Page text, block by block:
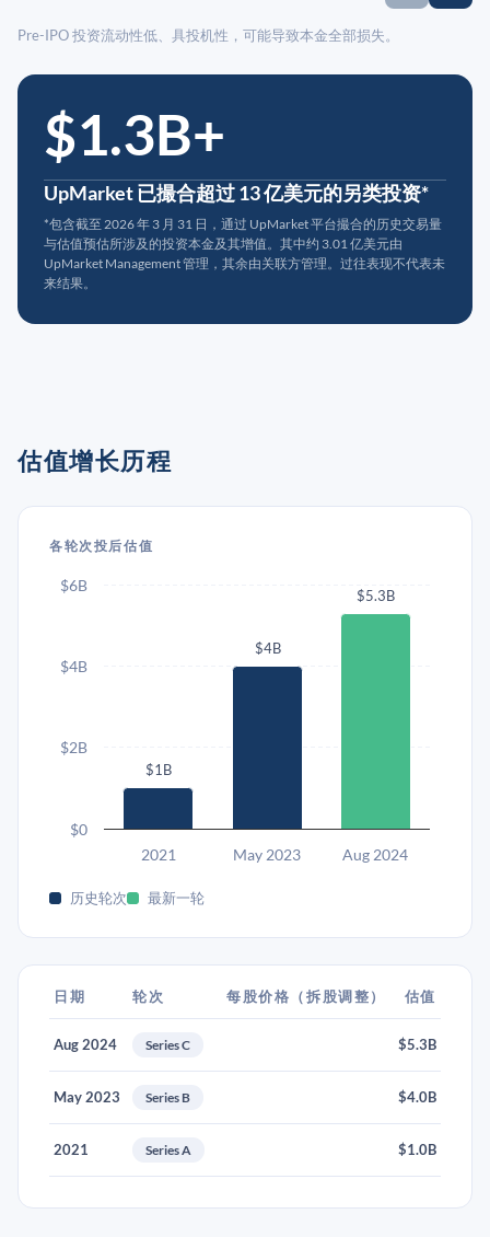
Pre-IPO 投资流动性低、具投机性，可能导致本金全部损失。
$1.3B+
UpMarket 已撮合超过 13 亿美元的另类投资*
*包含截至 2026 年 3 月 31 日，通过 UpMarket 平台撮合的历史交易量
与估值预估所涉及的投资本金及其增值。其中约 3.01 亿美元由
UpMarket Management 管理，其余由关联方管理。过往表现不代表未
来结果。
估值增长历程
各轮次投后估值
$1B
$4B
$5.3B
2021 May 2023 Aug 2024
$0
$2B
$4B
$6B
历史轮次 最新一轮
日期 轮次 每股价格（拆股调整） 估值
Aug 2024 Series C $5.3B
May 2023 Series B $4.0B
2021 Series A $1.0B